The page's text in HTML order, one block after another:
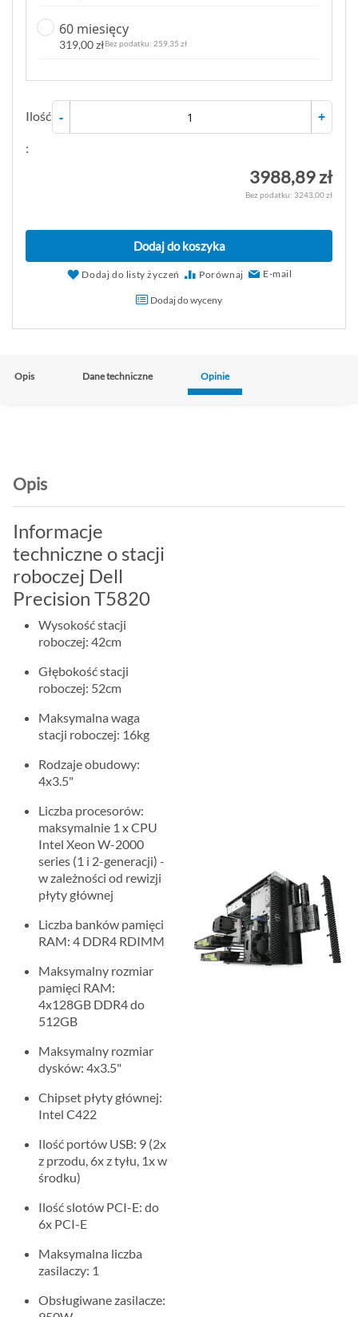
60 miesięcy
319,00 zł 259,35 zł
Ilość
:
- +
3988,89 zł
3243,00 zł
Dodaj do koszyka
Dodaj do listy życzeń Porównaj E-mail
Dodaj do wyceny
Opis Dane techniczne Opinie
Opis
Informacje
techniczne o stacji
roboczej Dell
Precision T5820
Wysokość stacji
roboczej: 42cm
Głębokość stacji
roboczej: 52cm
Maksymalna waga
stacji roboczej: 16kg
Rodzaje obudowy:
4x3.5"
Liczba procesorów:
maksymalnie 1 x CPU
Intel Xeon W-2000
series (1 i 2-generacji) -
w zależności od rewizji
płyty głównej
Liczba banków pamięci
RAM: 4 DDR4 RDIMM
Maksymalny rozmiar
pamięci RAM:
4x128GB DDR4 do
512GB
Maksymalny rozmiar
dysków: 4x3.5"
Chipset płyty głównej:
Intel C422
Ilość portów USB: 9 (2x
z przodu, 6x z tyłu, 1x w
środku)
Ilość slotów PCI-E: do
6x PCI-E
Maksymalna liczba
zasilaczy: 1
Obsługiwane zasilacze: